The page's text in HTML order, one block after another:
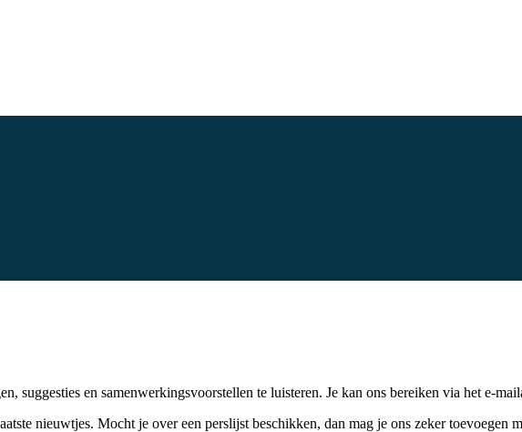
suggesties en samenwerkingsvoorstellen te luisteren. Je kan ons bereiken via het e-
nieuwtjes. Mocht je over een perslijst beschikken, dan mag je ons zeker toevoegen